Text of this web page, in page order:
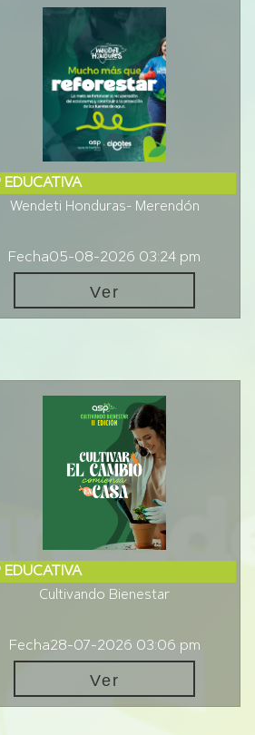
EDUCATIVA
Wendeti Honduras- Merendón
Fecha05-08-2026 03:24 pm
Ver
EDUCATIVA
Cultivando Bienestar
Fecha28-07-2026 03:06 pm
Ver